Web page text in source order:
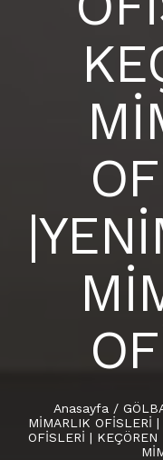
Anasayfa /
MİMARLIK OFİSLERİ
OFİSLERİ |